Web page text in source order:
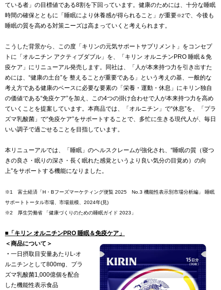
ている者」の目標値である8割を下回っています。健康のためには、十分な睡眠
時間の確保とともに「睡眠により休養感が得られること」が重要※2で、今後も
睡眠の質を高める対策ニーズは高まっていくと考えられます。
こうした背景から、この度「キリンの元気サポートサプリメント」をコンセプ
トに「オルニチン アクティブダブル」を、「キリン オルニチンPRO 睡眠＆免
疫ケア」にリニューアル発売します。同社は、「人が本来持つ力を引き出すた
めには、“健康の土台”を 整えることが重要である」という考えの基、一般的な
考え方である健康のベースに必要な要素の「栄養・運動・休息」にキリン独自
の価値である“免疫ケア”を加え、この4つの掛け合わせで人が本来持つ力を高め
ていくことを提案しています。本商品では、「オルニチン」で“休息”を、「プラ
ズマ乳酸菌」で“免疫ケア”をサポートすることで、多忙に生きる現代人が、毎日
いい調子で過ごせることを目指しています。
本リニューアルでは、「睡眠」のヘルスクレームが強化され、“睡眠の質（寝つ
きの良さ・眠りの深さ・長く眠れた感覚というより良い気分の目覚め）の向
上”をサポートする機能になりました。
※1 富士経済「H・Bフーズマーケティング便覧 2025 No.3 機能性表示別市場分析編」 睡眠
サポートトータル市場、市場規模、2024年(見)
※2 厚生労働省 「健康づくりのための睡眠ガイド 2023」
■「キリン オルニチンPRO 睡眠＆免疫ケア」
＜商品について＞
・ 一日摂取目安量あたりL-オ
ルニチンとして800mg、プラ
ズマ乳酸菌1,000億個を配合
した機能性表示食品